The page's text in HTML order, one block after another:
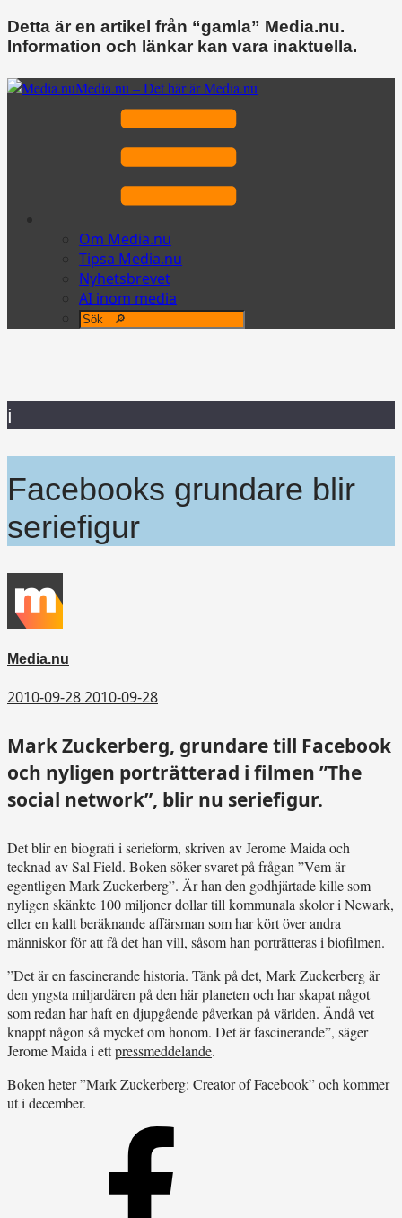
Detta är en artikel från “gamla” Media.nu.
Information och länkar kan vara inaktuella.
Media.nu – Det här är Media.nu
Om Media.nu
Tipsa Media.nu
Nyhetsbrevet
AI inom media
i
Facebooks grundare blir
seriefigur
Media.nu
2010-09-282010-09-28
Mark Zuckerberg, grundare till Facebook
och nyligen porträtterad i filmen ”The
social network”, blir nu seriefigur.
Det blir en biografi i serieform, skriven av Jerome Maida och
tecknad av Sal Field. Boken söker svaret på frågan ”Vem är
egentligen Mark Zuckerberg”. Är han den godhjärtade kille som
nyligen skänkte 100 miljoner dollar till kommunala skolor i Newark,
eller en kallt beräknande affärsman som har kört över andra
människor för att få det han vill, såsom han porträtteras i biofilmen.
”Det är en fascinerande historia. Tänk på det, Mark Zuckerberg är
den yngsta miljardären på den här planeten och har skapat något
som redan har haft en djupgående påverkan på världen. Ändå vet
knappt någon så mycket om honom. Det är fascinerande”, säger
Jerome Maida i ettpressmeddelande.
Boken heter ”Mark Zuckerberg: Creator of Facebook” och kommer
ut i december.